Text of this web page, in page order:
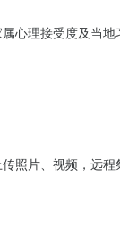
心理接受度及当地
照片、视频，远程